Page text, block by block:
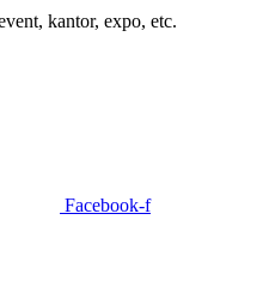
kantor, expo, etc.
Facebook-f